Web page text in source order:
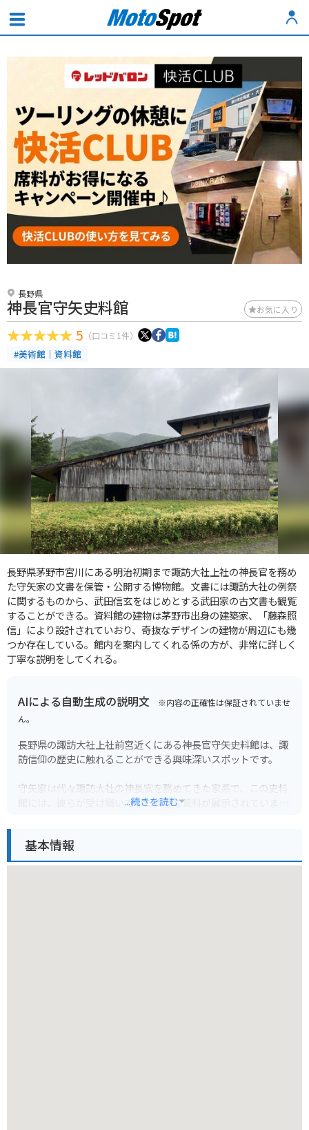
長野県
神長官守矢史料館 お気に入り
5 （口コミ1件）
#美術館｜資料館
長野県茅野市宮川にある明治初期まで諏訪大社上社の神長官を務め
た守矢家の文書を保管・公開する博物館。文書には諏訪大社の例祭
に関するものから、武田信玄をはじめとする武田家の古文書も観覧
することができる。資料館の建物は茅野市出身の建築家、「藤森照
信」により設計されていおり、奇抜なデザインの建物が周辺にも幾
つか存在している。館内を案内してくれる係の方が、非常に詳しく
丁寧な説明をしてくれる。
AIによる自動生成の説明文 ※内容の正確性は保証されていませ
ん。
長野県の諏訪大社上社前宮近くにある神長官守矢史料館は、諏
訪信仰の歴史に触れることができる興味深いスポットです。
守矢家は代々諏訪大社の神長官を務めてきた家系で、この史料
館には、彼らが受け継いできた貴重な資料が展示されていま
う歴史を持つ、勇壮な狩猟儀礼です。館内では、その様子を描
いた絵画や、実際に使用された狩猟道具などを見学できます。
...続きを読む
基本情報